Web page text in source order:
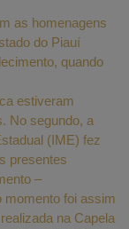
as homenagens
do Piauí
quando
estiveram
No segundo, a
(IME) fez
presentes
–
momento foi assim
na Capela